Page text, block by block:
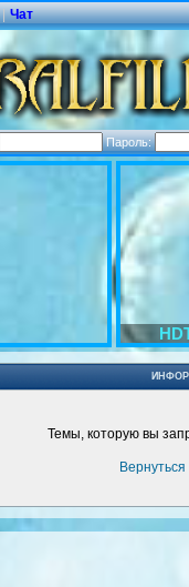
| Чат
Пароль:
Темы, которую вы